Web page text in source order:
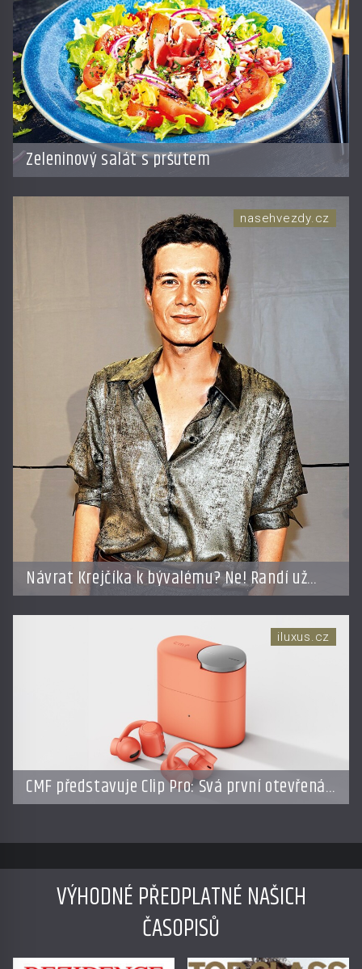
Zeleninový salát s pršutem
Návrat Krejčíka k bývalému? Ne! Randí už
s jiným!
nasehvezdy.cz
CMF představuje Clip Pro: Svá první otevřená
sluchátka
iluxus.cz
VÝHODNÉ PŘEDPLATNÉ NAŠICH
ČASOPISŮ